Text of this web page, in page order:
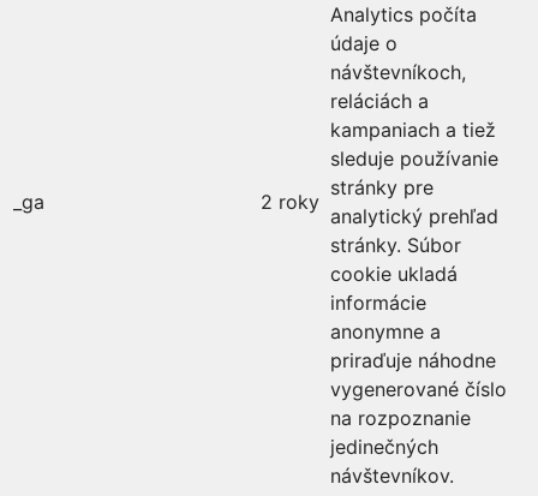
_ga 2 roky
Analytics počíta
údaje o
návštevníkoch,
reláciách a
kampaniach a tiež
sleduje používanie
stránky pre
analytický prehľad
stránky. Súbor
cookie ukladá
informácie
anonymne a
priraďuje náhodne
vygenerované číslo
na rozpoznanie
jedinečných
návštevníkov.